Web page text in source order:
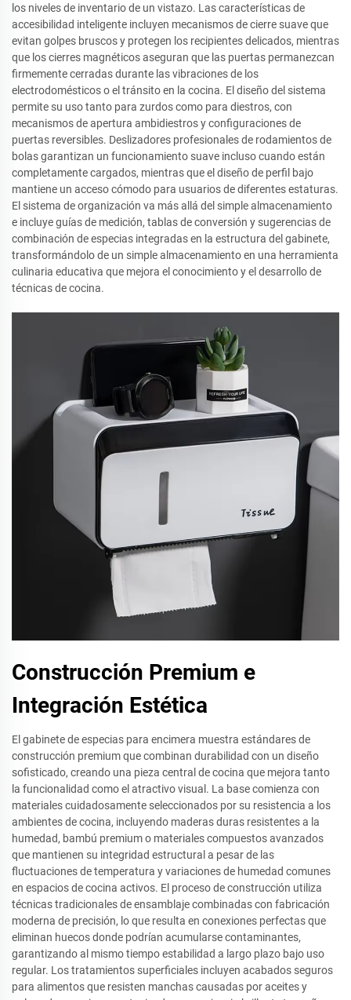
los niveles de inventario de un vistazo. Las características de
accesibilidad inteligente incluyen mecanismos de cierre suave que
evitan golpes bruscos y protegen los recipientes delicados, mientras
que los cierres magnéticos aseguran que las puertas permanezcan
firmemente cerradas durante las vibraciones de los
electrodomésticos o el tránsito en la cocina. El diseño del sistema
permite su uso tanto para zurdos como para diestros, con
mecanismos de apertura ambidiestros y configuraciones de
puertas reversibles. Deslizadores profesionales de rodamientos de
bolas garantizan un funcionamiento suave incluso cuando están
completamente cargados, mientras que el diseño de perfil bajo
mantiene un acceso cómodo para usuarios de diferentes estaturas.
El sistema de organización va más allá del simple almacenamiento
e incluye guías de medición, tablas de conversión y sugerencias de
combinación de especias integradas en la estructura del gabinete,
transformándolo de un simple almacenamiento en una herramienta
culinaria educativa que mejora el conocimiento y el desarrollo de
técnicas de cocina.
Construcción Premium e
Integración Estética
El gabinete de especias para encimera muestra estándares de
construcción premium que combinan durabilidad con un diseño
sofisticado, creando una pieza central de cocina que mejora tanto
la funcionalidad como el atractivo visual. La base comienza con
materiales cuidadosamente seleccionados por su resistencia a los
ambientes de cocina, incluyendo maderas duras resistentes a la
humedad, bambú premium o materiales compuestos avanzados
que mantienen su integridad estructural a pesar de las
fluctuaciones de temperatura y variaciones de humedad comunes
en espacios de cocina activos. El proceso de construcción utiliza
técnicas tradicionales de ensamblaje combinadas con fabricación
moderna de precisión, lo que resulta en conexiones perfectas que
eliminan huecos donde podrían acumularse contaminantes,
garantizando al mismo tiempo estabilidad a largo plazo bajo uso
regular. Los tratamientos superficiales incluyen acabados seguros
para alimentos que resisten manchas causadas por aceites y